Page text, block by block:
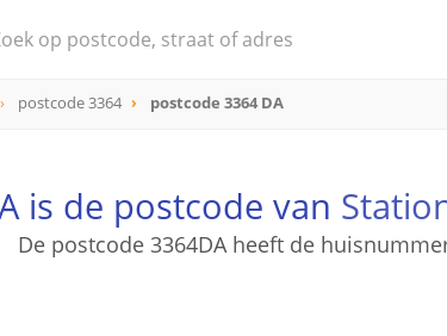
postcode 3364 postcode 3364 DA
is de postcode van
De postcode 3364DA heeft de